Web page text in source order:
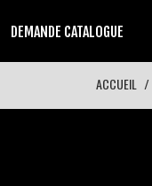
DEMANDE CATALOGUE
ACCUEIL